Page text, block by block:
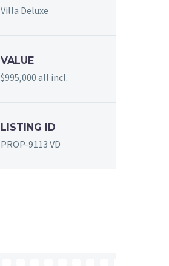
Villa Deluxe
VALUE
$995,000 all incl.
LISTING ID
PROP-9113 VD